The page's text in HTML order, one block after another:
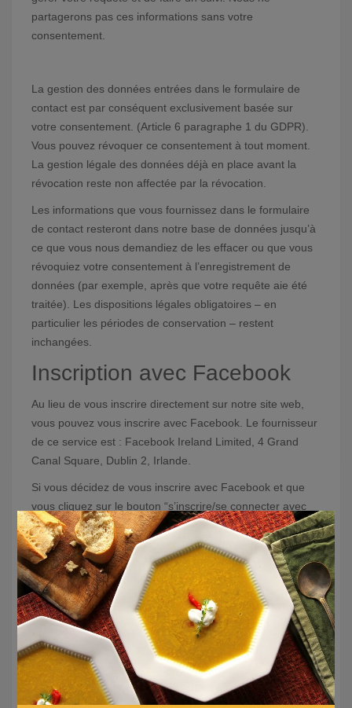
partagerons pas ces informations sans votre
consentement.
La gestion des données entrées dans le formulaire de
contact est par conséquent exclusivement basée sur
votre consentement. (Article 6 paragraphe 1 du GDPR).
Vous pouvez révoquer ce consentement à tout moment.
La gestion légale des données déjà en place avant la
révocation reste non affectée par la révocation.
Les informations que vous fournissez dans le formulaire
de contact resteront dans notre base de données jusqu’à
ce que vous nous demandiez de les effacer ou que vous
révoquiez votre consentement à l’enregistrement de
données (par exemple, après que votre requête aie été
traitée). Les dispositions légales obligatoires – en
particulier les périodes de conservation – restent
inchangées.
Inscription avec Facebook
Au lieu de vous inscrire directement sur notre site web,
vous pouvez vous inscrire avec Facebook. Le fournisseur
de ce service est : Facebook Ireland Limited, 4 Grand
Canal Square, Dublin 2, Irlande.
Si vous décidez de vous inscrire avec Facebook et que
vous cliquez sur le bouton “s’inscrire/se connecter avec
Facebook’, vous serez automatiquement redirigé vers la
plateforme Facebook. Vous pouvez donc vous connecter
avec vos données usuelles. Cela connectera votre
compte Facebook à nos sites et services. Cette
connexion nous donne accès à vos données stockées sur
Facebook. Ces données sont les suivantes :
Nom Facebook
Profil Facebook et photo de couverture
Photo de profil Facebook
Adresse email Facebook
×